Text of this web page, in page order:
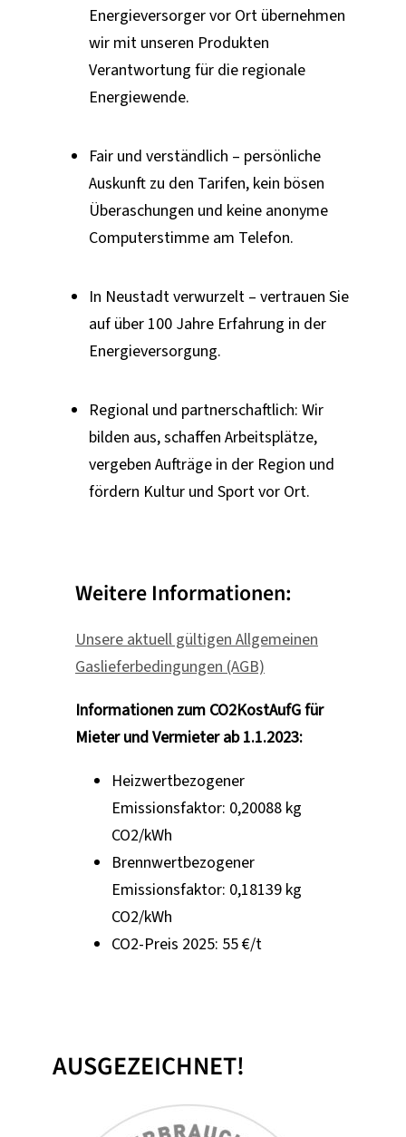
Energieversorger vor Ort übernehmen
wir mit unseren Produkten
Verantwortung für die regionale
Energiewende.
Fair und verständlich – persönliche
Auskunft zu den Tarifen, kein bösen
Überaschungen und keine anonyme
Computerstimme am Telefon.
In Neustadt verwurzelt – vertrauen Sie
auf über 100 Jahre Erfahrung in der
Energieversorgung.
Regional und partnerschaftlich: Wir
bilden aus, schaffen Arbeitsplätze,
vergeben Aufträge in der Region und
fördern Kultur und Sport vor Ort.
Weitere Informationen:
Unsere aktuell gültigen Allgemeinen
Gaslieferbedingungen (AGB)
Informationen zum CO2KostAufG für
Mieter und Vermieter ab 1.1.2023:
Heizwertbezogener
Emissionsfaktor: 0,20088 kg
CO2/kWh
Brennwertbezogener
Emissionsfaktor: 0,18139 kg
CO2/kWh
CO2-Preis 2025: 55 €/t
AUSGEZEICHNET!